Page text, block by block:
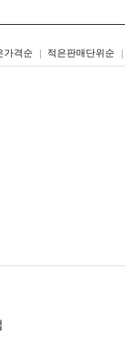
가격순 적은판매단위순